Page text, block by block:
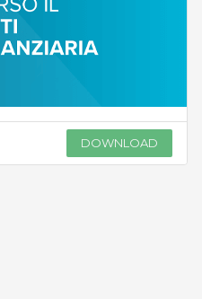
DOWNLOAD